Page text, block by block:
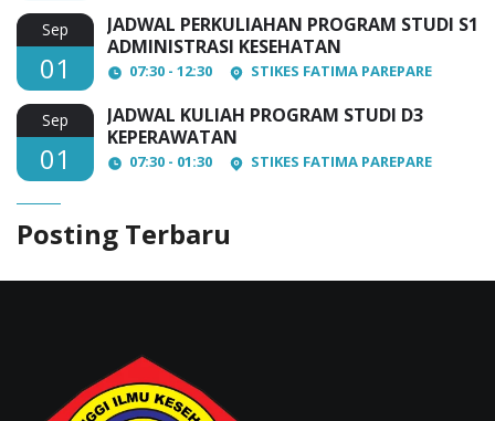
Sep
01
JADWAL PERKULIAHAN PROGRAM STUDI S1
ADMINISTRASI KESEHATAN
07:30 - 12:30 STIKES FATIMA PAREPARE
Sep
01
JADWAL KULIAH PROGRAM STUDI D3
KEPERAWATAN
07:30 - 01:30 STIKES FATIMA PAREPARE
Posting Terbaru